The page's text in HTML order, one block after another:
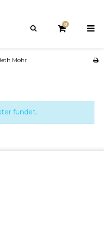
0
Mohr
fundet.